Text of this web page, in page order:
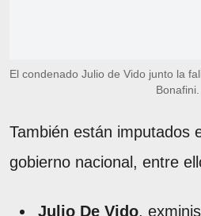
El condenado Julio de Vido junto la
Bonafini.
También están imputados
gobierno nacional, entre
Julio De Vido,